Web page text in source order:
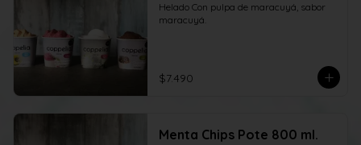
Helado Con pulpa de maracuyá, sabor
maracuyá.
$7.490
Menta Chips Pote 800 ml.